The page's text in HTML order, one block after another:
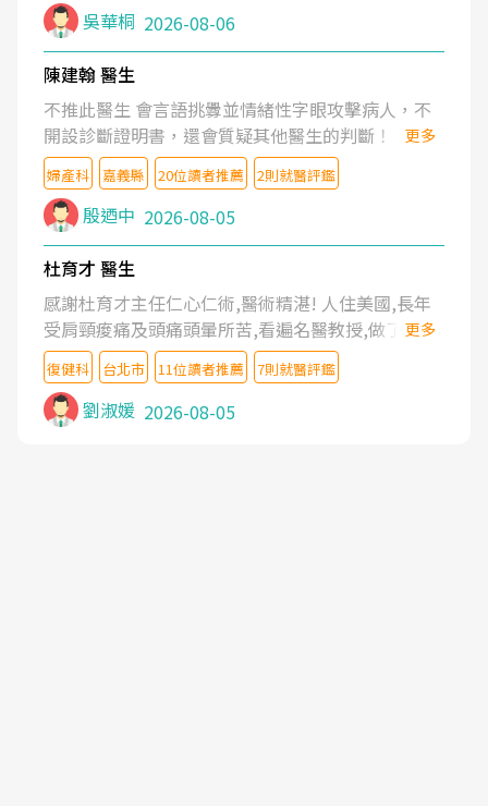
吳華桐 2026-08-06
陳建翰 醫生
不推此醫生 會言語挑釁並情緒性字眼攻擊病人，不
開設診斷證明書，還會質疑其他醫生的判斷！
更多
婦產科 嘉義縣 20位讀者推薦 2則就醫評鑑
殷迺中 2026-08-05
杜育才 醫生
感謝杜育才主任仁心仁術,醫術精湛! 人住美國,長年
受肩頸痠痛及頭痛頭暈所苦,看遍名醫教授,做了各種
檢查,也嘗試過西醫打針,中醫針灸及物理徒手治療都
沒有用,後來連吃到嗎啡類止痛藥都效果有限,只是壓
症狀,沒多久就痛起來,多年失眠嚴重影響生活品質.
台灣親友介紹忠孝醫院杜育才主任是頸頭症候群專
更多
復健科 台北市 11位讀者推薦 7則就醫評鑑
劉淑媛 2026-08-05